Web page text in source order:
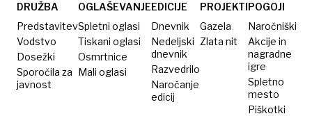
gnezd
DRUŽBA
Predstavitev
Vodstvo
Dosežki
Sporočila za
javnost
OGLAŠEVANJE
Spletni oglasi
Tiskani oglasi
Osmrtnice
Mali oglasi
EDICIJE
Dnevnik
Nedeljski
dnevnik
Razvedrilo
Naročanje
edicij
PROJEKTI
Gazela
Zlata nit
POGOJI
Naročniški
Akcije in
nagradne
igre
Spletno
mesto
Piškotki